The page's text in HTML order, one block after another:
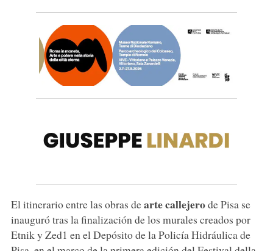
El itinerario entre las obras dearte callejerode Pisa se
inauguró tras la finalización de los murales creados por
Etnik y Zed1 en el Depósito de la Policía Hidráulica de